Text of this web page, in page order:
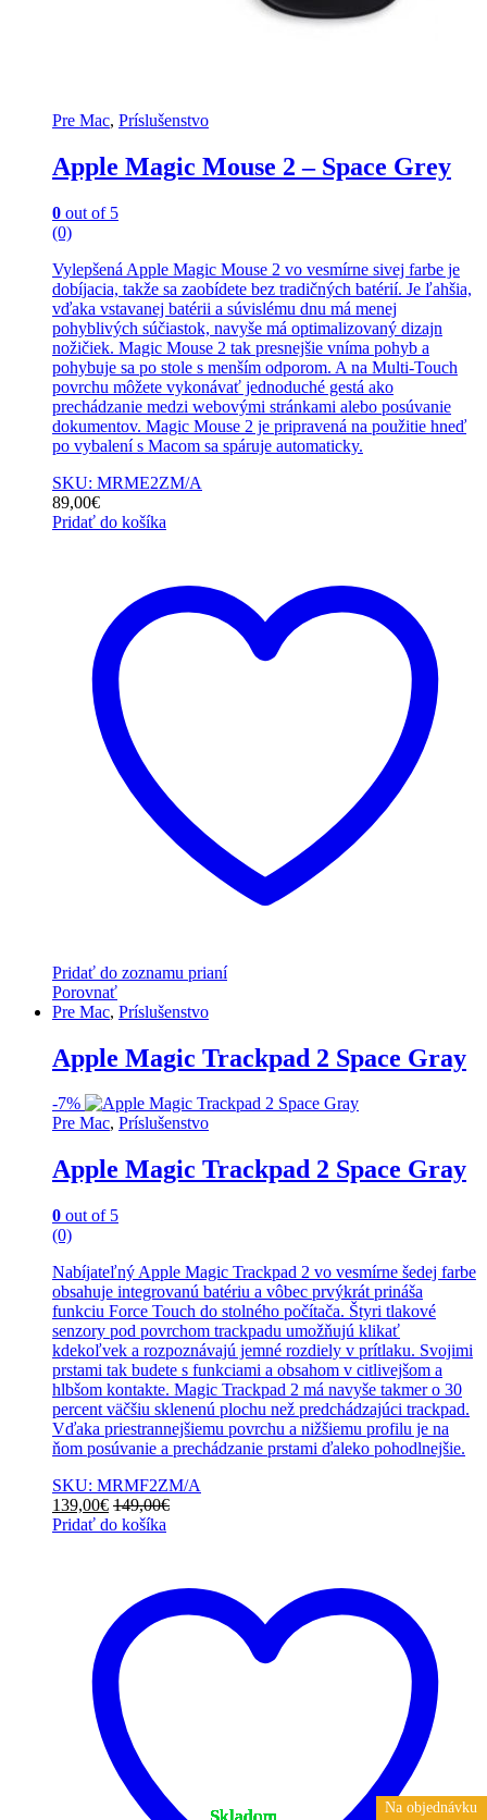
Na objednávku
Na objednávku
Pre Mac, Príslušenstvo
Apple Magic Mouse 2 – Space Grey
0 out of 5
(0)
Vylepšená Apple Magic Mouse 2 vo vesmírne sivej farbe je
dobíjacia, takže sa zaobídete bez tradičných batérií. Je ľahšia,
vďaka vstavanej batérii a súvislému dnu má menej
pohyblivých súčiastok, navyše má optimalizovaný dizajn
nožičiek. Magic Mouse 2 tak presnejšie vníma pohyb a
pohybuje sa po stole s menším odporom. A na Multi-Touch
povrchu môžete vykonávať jednoduché gestá ako
prechádzanie medzi webovými stránkami alebo posúvanie
dokumentov. Magic Mouse 2 je pripravená na použitie hneď
po vybalení s Macom sa spáruje automaticky.
SKU: MRME2ZM/A
89,00€
Pridať do košíka
Pridať do zoznamu prianí
Porovnať
Pre Mac, Príslušenstvo
Apple Magic Trackpad 2 Space Gray
-7%
Na objednávku
Pre Mac, Príslušenstvo
Apple Magic Trackpad 2 Space Gray
0 out of 5
(0)
Nabíjateľný Apple Magic Trackpad 2 vo vesmírne šedej farbe
obsahuje integrovanú batériu a vôbec prvýkrát prináša
funkciu Force Touch do stolného počítača. Štyri tlakové
senzory pod povrchom trackpadu umožňujú klikať
kdekoľvek a rozpoznávajú jemné rozdiely v prítlaku. Svojimi
prstami tak budete s funkciami a obsahom v citlivejšom a
hlbšom kontakte. Magic Trackpad 2 má navyše takmer o 30
percent väčšiu sklenenú plochu než predchádzajúci trackpad.
Vďaka priestrannejšiemu povrchu a nižšiemu profilu je na
ňom posúvanie a prechádzanie prstami ďaleko pohodlnejšie.
SKU: MRMF2ZM/A
139,00€ 149,00€
Pridať do košíka
Na objednávku